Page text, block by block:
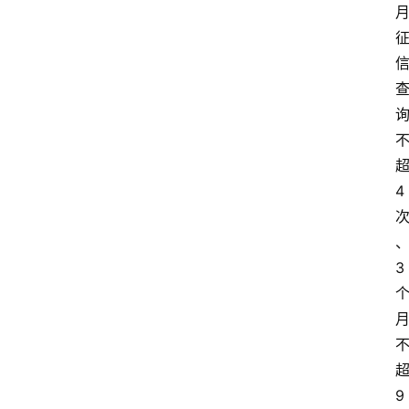
月
征
信
查
询
不
超
4
次
、
3
个
月
不
超
9